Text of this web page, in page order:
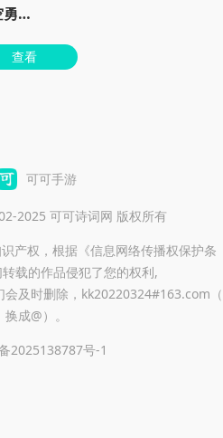
太空勇士杀杀杀
查看
可可手游
2025 可可诗词网 版权所有
产权，根据《信息网络传播权保护条
载的作品侵犯了您的权利,
会及时删除，kk20220324#163.com
换成@）。
2025138787号-1